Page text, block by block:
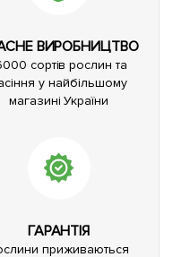
ВИРОБНИЦТВО
сортів рослин та
у найбільшому
магазині України
ГАРАНТІЯ
приживаються